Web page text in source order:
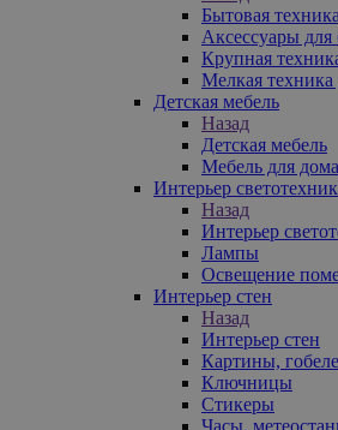
Бытовая
Аксессуары
Крупная
Мелкая техника
Детская мебель
Назад
Детская мебель
Мебель для
Интерьер
Назад
Интерьер
Лампы
Освещение
Интерьер стен
Назад
Интерьер стен
Картины,
Ключницы
Стикеры
Часы,